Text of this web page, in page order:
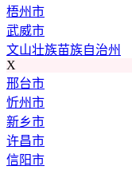
梧州市
武威市
文山壮族苗族自治州
X
邢台市
忻州市
新乡市
许昌市
信阳市